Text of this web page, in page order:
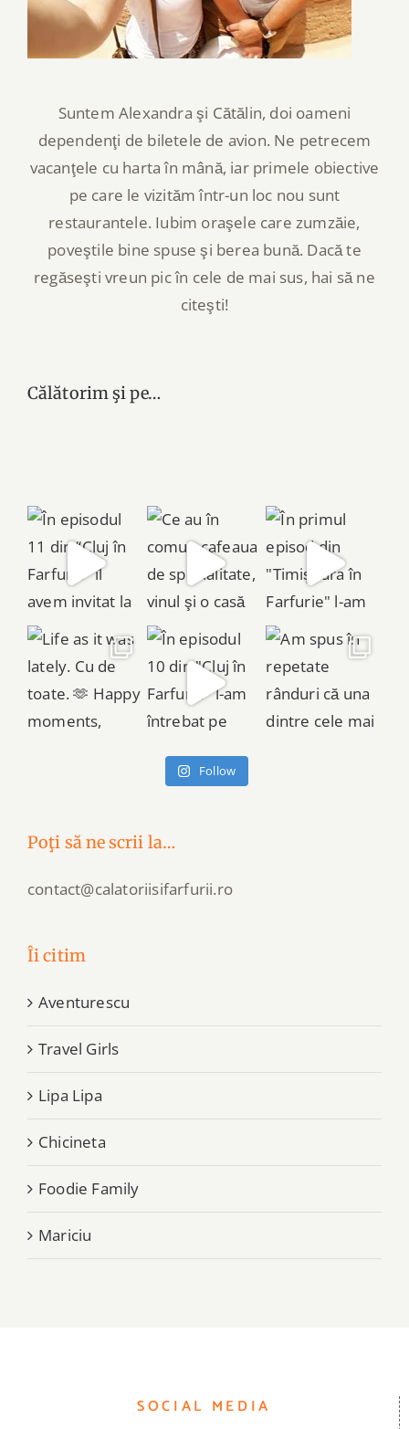
Suntem Alexandra şi Cătălin, doi oameni
dependenţi de biletele de avion. Ne petrecem
vacanţele cu harta în mână, iar primele obiective
pe care le vizităm într-un loc nou sunt
restaurantele. Iubim oraşele care zumzăie,
poveştile bine spuse şi berea bună. Dacă te
regăseşti vreun pic în cele de mai sus, hai să ne
citeşti!
Călătorim şi pe…
Follow
Poţi să ne scrii la…
contact@calatoriisifarfurii.ro
Îi citim
Aventurescu
Travel Girls
Lipa Lipa
Chicineta
Foodie Family
Mariciu
SOCIAL MEDIA